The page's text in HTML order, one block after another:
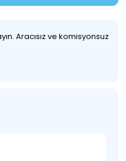
Aracısız ve komisyonsuz